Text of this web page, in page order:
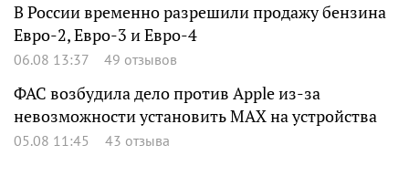
В России временно разрешили продажу бензина
Евро-2, Евро-3 и Евро-4
06.08 13:37 49 отзывов
ФАС возбудила дело против Apple из-за
невозможности установить MAX на устройства
05.08 11:45 43 отзыва